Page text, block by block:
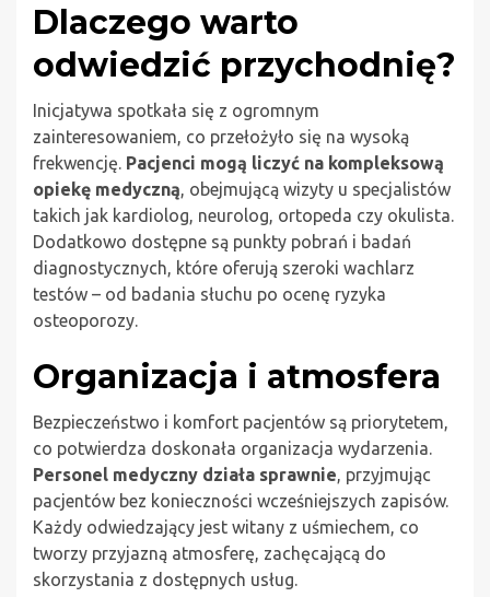
Dlaczego warto
odwiedzić przychodnię?
Inicjatywa spotkała się z ogromnym
zainteresowaniem, co przełożyło się na wysoką
frekwencję. Pacjenci mogą liczyć na kompleksową
opiekę medyczną, obejmującą wizyty u specjalistów
takich jak kardiolog, neurolog, ortopeda czy okulista.
Dodatkowo dostępne są punkty pobrań i badań
diagnostycznych, które oferują szeroki wachlarz
testów – od badania słuchu po ocenę ryzyka
osteoporozy.
Organizacja i atmosfera
Bezpieczeństwo i komfort pacjentów są priorytetem,
co potwierdza doskonała organizacja wydarzenia.
Personel medyczny działa sprawnie, przyjmując
pacjentów bez konieczności wcześniejszych zapisów.
Każdy odwiedzający jest witany z uśmiechem, co
tworzy przyjazną atmosferę, zachęcającą do
skorzystania z dostępnych usług.